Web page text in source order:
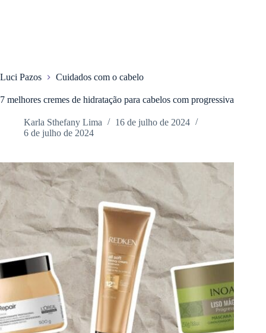
Luci Pazos Cuidados com o cabelo
7 melhores cremes de hidratação para cabelos com progressiva
Karla Sthefany Lima
16 de julho de 2024
6 de julho de 2024